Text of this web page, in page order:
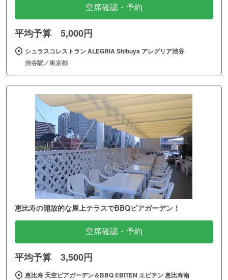
空席確認・予約
平均予算 5,000円
シュラスコレストラン ALEGRIA Shibuya アレグリア渋谷
渋谷駅／東京都
恵比寿の開放的な屋上テラスでBBQビアガーデン！
空席確認・予約
平均予算 3,500円
恵比寿 天空ビアガーデン＆BBQ EBITEN エビテン 恵比寿南